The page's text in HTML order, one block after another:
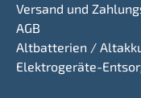
Versand und
AGB
Altbatterien /
Elektrogeräte-